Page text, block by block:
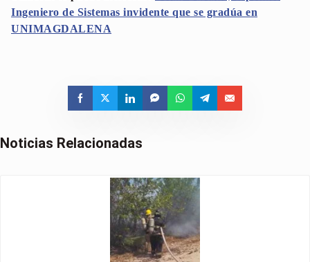
Ingeniero de Sistemas invidente que se gradúa en
UNIMAGDALENA
Noticias Relacionadas